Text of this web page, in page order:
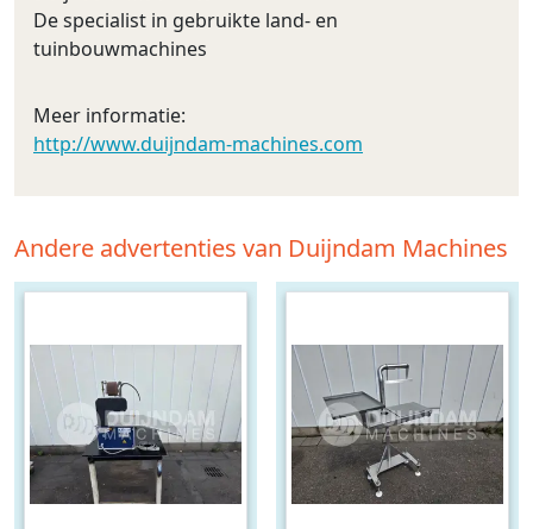
De specialist in gebruikte land- en
tuinbouwmachines
Meer informatie:
http://www.duijndam-machines.com
Andere advertenties van Duijndam Machines